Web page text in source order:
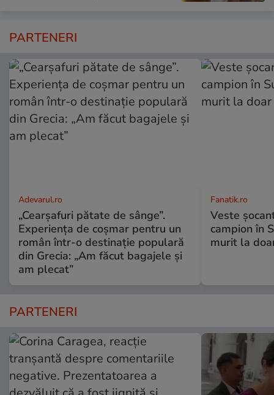
PARTENERI
Adevarul.ro
„Cearșafuri pătate de sânge”.
Experiența de coșmar pentru un
român într-o destinație populară
din Grecia: „Am făcut bagajele și
am plecat”
Fanatik.ro
Veste
campion în
murit la
PARTENERI